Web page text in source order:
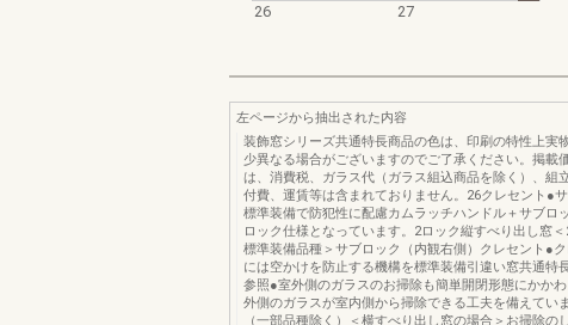
26 27
左ページから抽出された内容
装飾窓シリーズ共通特長商品の色は、印刷の特性上実
少異なる場合がございますのでご了承ください。掲載
は、消費税、ガラス代（ガラス組込商品を除く）、組
付費、運賃等は含まれておりません。26クレセント●
標準装備で防犯性に配慮カムラッチハンドル＋サブロ
ロック仕様となっています。2ロック縦すべり出し窓＜
標準装備品種＞サブロック（内観右側）クレセント●ク
には空かけを防止する機構を標準装備引違い窓共通特
参照●室外側のガラスのお掃除も簡単開閉形態にかか
外側のガラスが室内側から掃除できる工夫を備えていま
（一部品種除く）＜横すべり出し窓の場合＞お掃除の